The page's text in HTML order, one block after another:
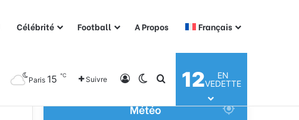
Célébrité Football A Propos Français
Paris 15 ℃ Suivre ConnexionSwitch skin
Rechercher
12
EN
VEDETTE
Météo